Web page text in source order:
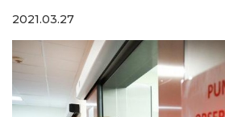
2021.03.27